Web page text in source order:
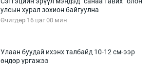
улсын хурал зохион байгуулна
Өчигдөр 16 цаг 00 мин
Улаан буудай ихэнх талбайд 10-12 см-ээр
өндөр ургажээ